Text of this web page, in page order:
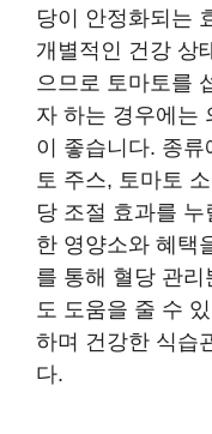
당이 안정화되는
개별적인 건강 상
으므로 토마토를
자 하는 경우에는
이 좋습니다. 종
토 주스, 토마토
당 조절 효과를
한 영양소와 혜택
를 통해 혈당 관리
도 도움을 줄 수
하며 건강한 식습
다.